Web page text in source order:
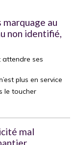
marquage au
non identifié,
attendre ses
plus en service
le toucher
mal